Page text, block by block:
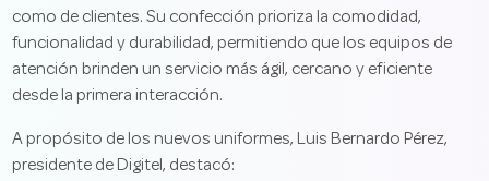
como de clientes. Su confección prioriza la comodidad,
funcionalidad y durabilidad, permitiendo que los equipos de
atención brinden un servicio más ágil, cercano y eficiente
desde la primera interacción.
A propósito de los nuevos uniformes, Luis Bernardo Pérez,
presidente de Digitel, destacó: